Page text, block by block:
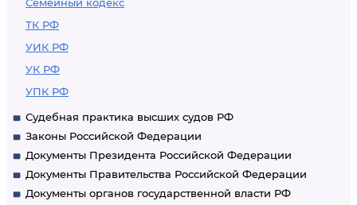
ТК РФ
УИК РФ
УК РФ
УПК РФ
Судебная практика высших судов РФ
Законы Российской Федерации
Документы Президента Российской Федерации
Документы Правительства Российской Федерации
Документы органов государственной власти РФ